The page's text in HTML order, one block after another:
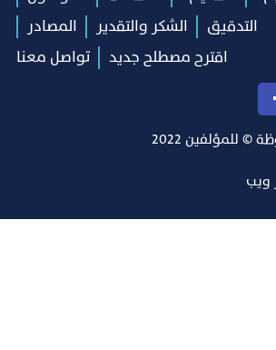
التدقيق
الشكر والتقدير
المصادر
اقترح مصطلح جديد
تواصل معنا
للمؤلفين 2022
ويب